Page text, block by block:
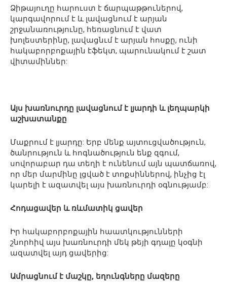
Ձիթայուղը հարուստ է ճարպաթթուներով,
կարգավորում է և լավացնում է արյան
շրջանառությունը, հեռացնում է վատ
խոլեստերինը, լավացնւմ է արյան հոսքը, ունի
հակաբորբոքային էֆեկտ, պարունակում է շատ
վիտամիններ:
Այս խառնուրդը լավացնում է լյարդի և լեղպարկի
աշխատանքը
Մաքրում է լյարդը: Երբ մենք այտուցվածություն,
ծանրություն և հոգնածություն ենք զգում,
սովորաբար դա տեղի է ունենում այն պատճառով,
որ մեր մարմինը լցված է տոքսիններով, ինչից էլ
կարելի է ազատվել այս խառնուրդի օգնությամբ:
Հոդացավեր և ռևմատիկ ցավեր
Իր հակաբորբոքային հաատկությունների
շնորհիվ այս խառնուրդի մեկ թեյի գդալը կօգնի
ազատվել այդ ցավերից:
Ամրացնում է մաշկը, եղունգները մազերը